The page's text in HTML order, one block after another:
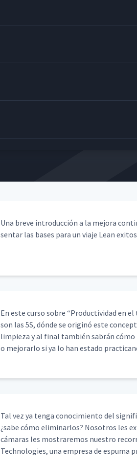
Una breve intro­duc­ción a la mejo­ra
sen­tar las bases para un via­je Lean
En este cur­so sobre“Pro­duc­tivi­dad en el
son las 5S, dónde se orig­inó este
limpieza y al final tam­bién sabrán
o mejo­rar­lo si ya lo han esta­do
Tal vez ya ten­ga conocimien­to del
¿sabe cómo elim­i­nar­los? Nosotros les
cámaras les mostraremos nue­stro
Tech­nolo­gies, una empre­sa de espuma